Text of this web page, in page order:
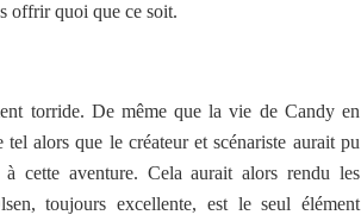
offrir quoi que ce soit.
torride. De même que la vie de Candy en
alors que le créateur et scénariste aurait pu
cette aventure. Cela aurait alors rendu les
toujours excellente, est le seul élément